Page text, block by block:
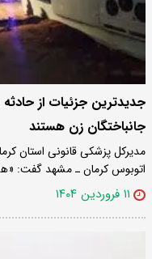
جانباختگان زن هستند
مدیرکل پزشکی قانونی استان
اتوبوس کرمان ـ مشهد گفت: «هشت
۱۱ فروردین ۱۴۰۴